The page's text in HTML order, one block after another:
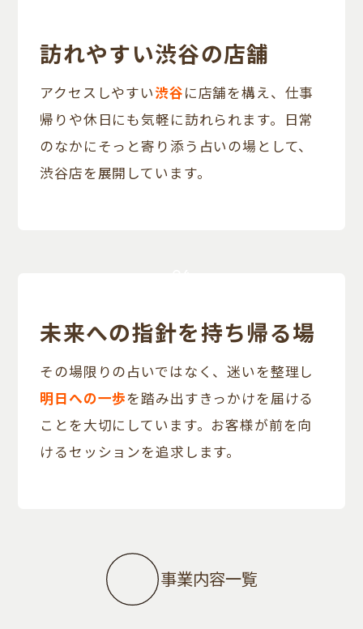
訪れやすい渋谷の店舗
アクセスしやすい渋谷に店舗を構え、仕事
帰りや休日にも気軽に訪れられます。日常
のなかにそっと寄り添う占いの場として、
渋谷店を展開しています。
未来への指針を持ち帰る場
その場限りの占いではなく、迷いを整理し
明日への一歩を踏み出すきっかけを届ける
ことを大切にしています。お客様が前を向
けるセッションを追求します。
事業内容一覧